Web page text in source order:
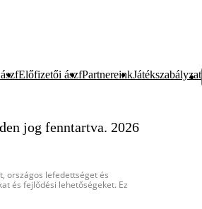
Előfizetői ászfPartnereinkJátékszabályzat
jog fenntartva. 2026
országos lefedettséget és
és fejlődési lehetőségeket. Ez